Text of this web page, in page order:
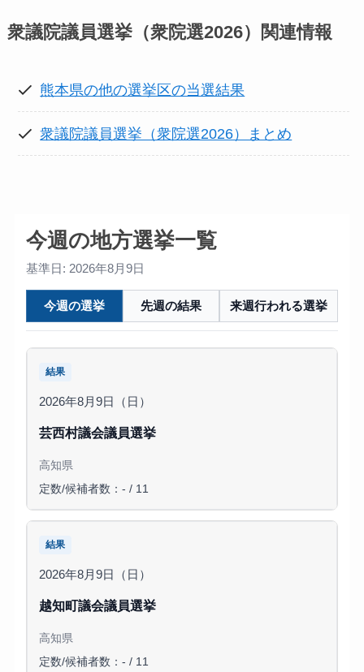
衆議院議員選挙（衆院選2026） 関連情報
熊本県の他の選挙区の当選結果
衆議院議員選挙（衆院選2026）まとめ
今週の地方選挙一覧
基準日: 2026年8月9日
今週の選挙 先週の結果 来週行われる選挙
結果
2026年8月9日（日）
芸西村議会議員選挙
高知県
定数/候補者数：- / 11
結果
2026年8月9日（日）
越知町議会議員選挙
高知県
定数/候補者数：- / 11